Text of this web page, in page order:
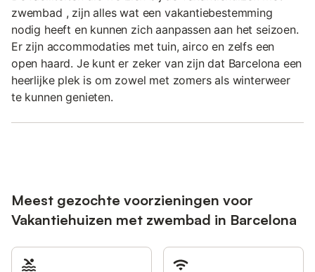
zwembad , zijn alles wat een vakantiebestemming
nodig heeft en kunnen zich aanpassen aan het seizoen.
Er zijn accommodaties met tuin, airco en zelfs een
open haard. Je kunt er zeker van zijn dat Barcelona een
heerlijke plek is om zowel met zomers als winterweer
te kunnen genieten.
Meest gezochte voorzieningen voor
Vakantiehuizen met zwembad in Barcelona